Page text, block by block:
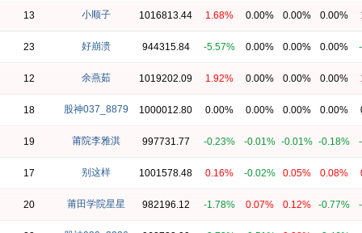
13 小顺子 1016813.44 1.68% 0.00% 0.00% 0.00%
23 好崩溃 944315.84 -5.57% 0.00% 0.00% 0.00%
12 余燕茹 1019202.09 1.92% 0.00% 0.00% 0.00%
18 股神037_8879 1000012.80 0.00% 0.00% 0.00% 0.00%
19 莆院李雅淇 997731.77 -0.23% -0.01% -0.01% -0.18%
17 别这样 1001578.48 0.16% -0.02% 0.05% 0.08%
20 莆田学院星星 982196.12 -1.78% 0.07% 0.12% -0.77%